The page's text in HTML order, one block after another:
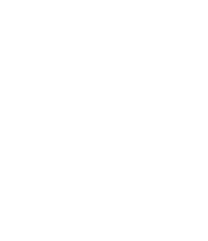
V letošnjem šolskem letu
Turizmu pomaga lastna
vključen v program
domačem kraju,
podjetništvo in trženje
Na letošnjem festivalu,
, so že